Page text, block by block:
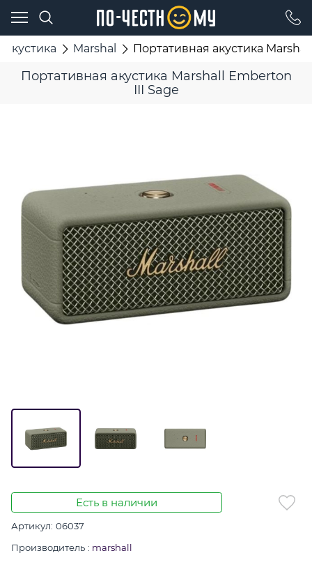
Marshal Портативная акустика
Портативная акустика Marshall Emberton
III Sage
Есть в наличии
Артикул: 06037
Производитель : marshall